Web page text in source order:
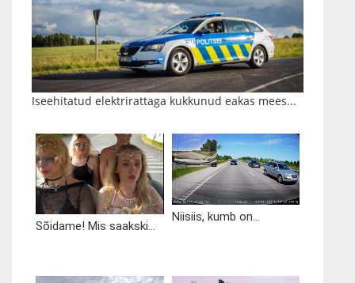
Iseehitatud elektrirattaga kukkunud eakas mees...
Sõidame! Mis saakski...
Niisiis, kumb on...